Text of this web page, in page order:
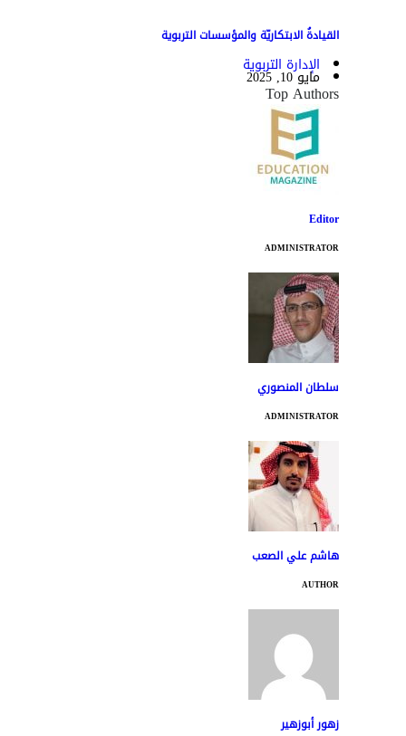
القيادةُ الابتكاريّة والمؤسسات التربوية
الإدارة التربوية
مايو 10, 2025
Top Authors
Editor
ADMINISTRATOR
سلطان المنصوري
ADMINISTRATOR
هاشم علي الصعب
AUTHOR
زهور أبوزهير